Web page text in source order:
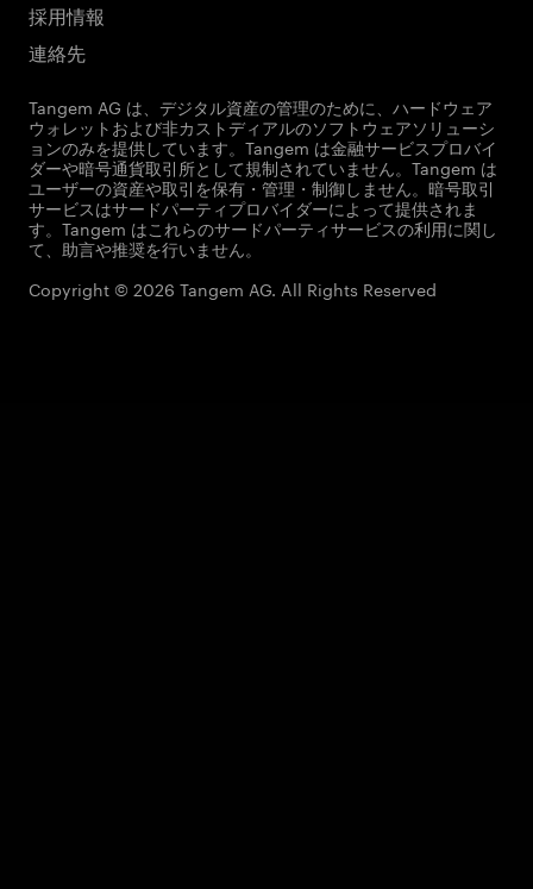
採用情報
連絡先
Tangem AG は、デジタル資産の管理のために、ハードウェア
ウォレットおよび非カストディアルのソフトウェアソリューシ
ョンのみを提供しています。Tangem は金融サービスプロバイ
ダーや暗号通貨取引所として規制されていません。Tangem は
ユーザーの資産や取引を保有・管理・制御しません。暗号取引
サービスはサードパーティプロバイダーによって提供されま
す。Tangem はこれらのサードパーティサービスの利用に関し
て、助言や推奨を行いません。